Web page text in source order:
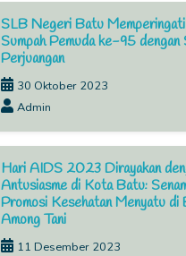
SLB Negeri Batu
Sumpah Pemuda ke-95 dengan
Perjuangan
30 Oktober 2023
Admin
Hari AIDS 2023 Dirayakan
Antusiasme di Kota Batu:
Promosi Kesehatan Menyatu di
Among Tani
11 Desember 2023